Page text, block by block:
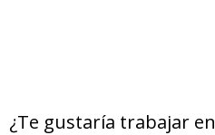
¿Te gustaría trabajar en